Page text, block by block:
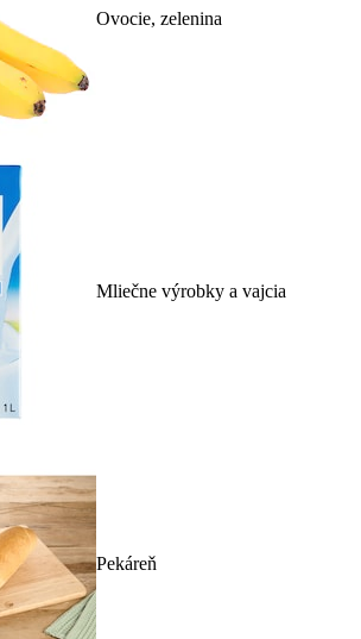
Ovocie, zelenina
Mliečne výrobky a vajcia
Pekáreň